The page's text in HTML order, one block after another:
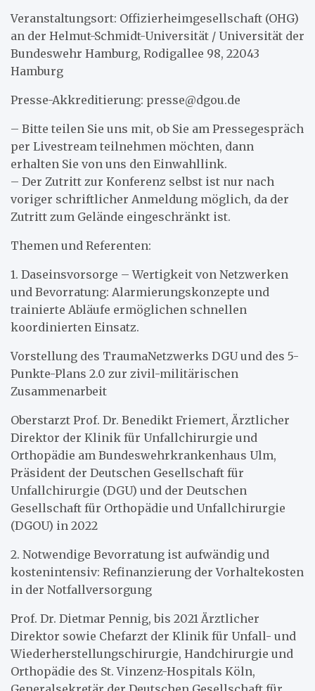
Veranstaltungsort: Offizierheimgesellschaft (OHG)
an der Helmut-Schmidt-Universität / Universität der
Bundeswehr Hamburg, Rodigallee 98, 22043
Hamburg
Presse-Akkreditierung: presse@dgou.de
– Bitte teilen Sie uns mit, ob Sie am Pressegespräch
per Livestream teilnehmen möchten, dann
erhalten Sie von uns den Einwahllink.
– Der Zutritt zur Konferenz selbst ist nur nach
voriger schriftlicher Anmeldung möglich, da der
Zutritt zum Gelände eingeschränkt ist.
Themen und Referenten:
1. Daseinsvorsorge – Wertigkeit von Netzwerken
und Bevorratung: Alarmierungskonzepte und
trainierte Abläufe ermöglichen schnellen
koordinierten Einsatz.
Vorstellung des TraumaNetzwerks DGU und des 5-
Punkte-Plans 2.0 zur zivil-militärischen
Zusammenarbeit
Oberstarzt Prof. Dr. Benedikt Friemert, Ärztlicher
Direktor der Klinik für Unfallchirurgie und
Orthopädie am Bundeswehrkrankenhaus Ulm,
Präsident der Deutschen Gesellschaft für
Unfallchirurgie (DGU) und der Deutschen
Gesellschaft für Orthopädie und Unfallchirurgie
(DGOU) in 2022
2. Notwendige Bevorratung ist aufwändig und
kostenintensiv: Refinanzierung der Vorhaltekosten
in der Notfallversorgung
Prof. Dr. Dietmar Pennig, bis 2021 Ärztlicher
Direktor sowie Chefarzt der Klinik für Unfall- und
Wiederherstellungschirurgie, Handchirurgie und
Orthopädie des St. Vinzenz-Hospitals Köln,